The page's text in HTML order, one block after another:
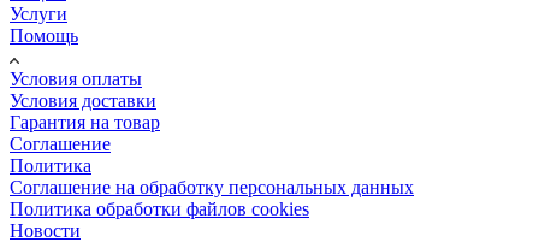
Услуги
Помощь
Условия оплаты
Условия доставки
Гарантия на товар
Соглашение
Политика
Соглашение на обработку персональных данных
Политика обработки файлов cookies
Новости